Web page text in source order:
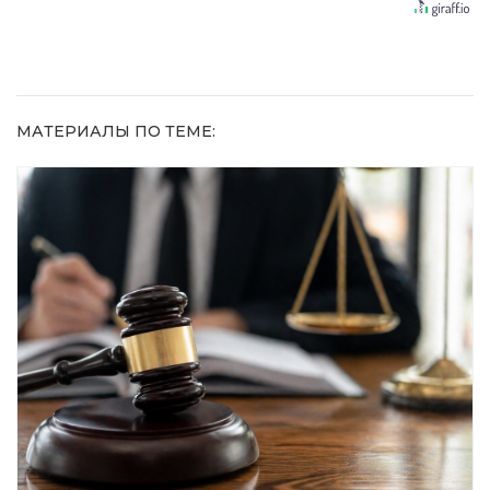
МАТЕРИАЛЫ ПО ТЕМЕ: